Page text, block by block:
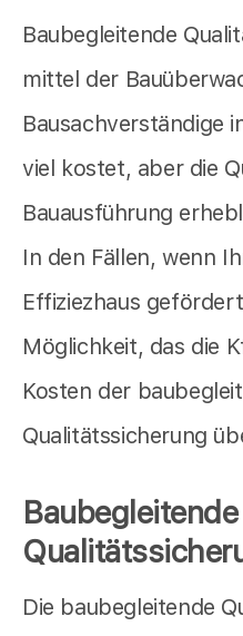
Baubegleitende
mittel der
Bausachverständige
viel kostet, aber die
Bauausführung
In den Fällen, wenn
Effiziezhaus
Möglichkeit, das die
Kosten der
Qualitätssicherung
Baubegleitende
Die baubegleitende